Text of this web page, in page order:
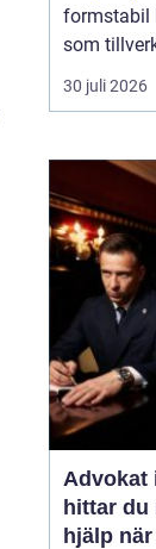
formstabil
som
i långa
geometri.
används
lister, s...
30 juli 2026
Advokat i
hittar
hjälp